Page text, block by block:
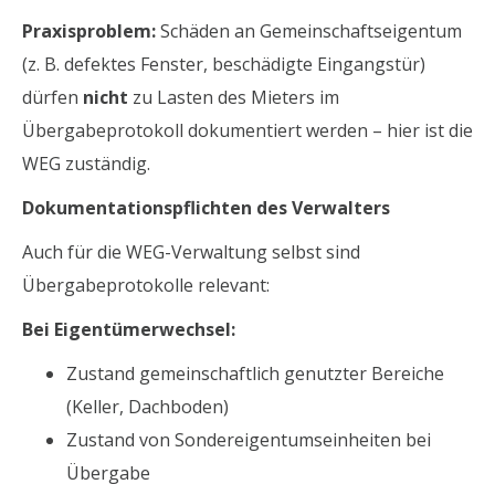
Praxisproblem:Schäden an Gemeinschaftseigentum
(z. B. defektes Fenster, beschädigte Eingangstür)
dürfen nicht zu Lasten des Mieters im
Übergabeprotokoll dokumentiert werden – hier ist die
WEG zuständig.
Dokumentationspflichten des Verwalters
Auch für die WEG-Verwaltung selbst sind
Übergabeprotokolle relevant:
Bei Eigentümerwechsel:
Zustand gemeinschaftlich genutzter Bereiche
(Keller, Dachboden)
Zustand von Sondereigentumseinheiten bei
Übergabe